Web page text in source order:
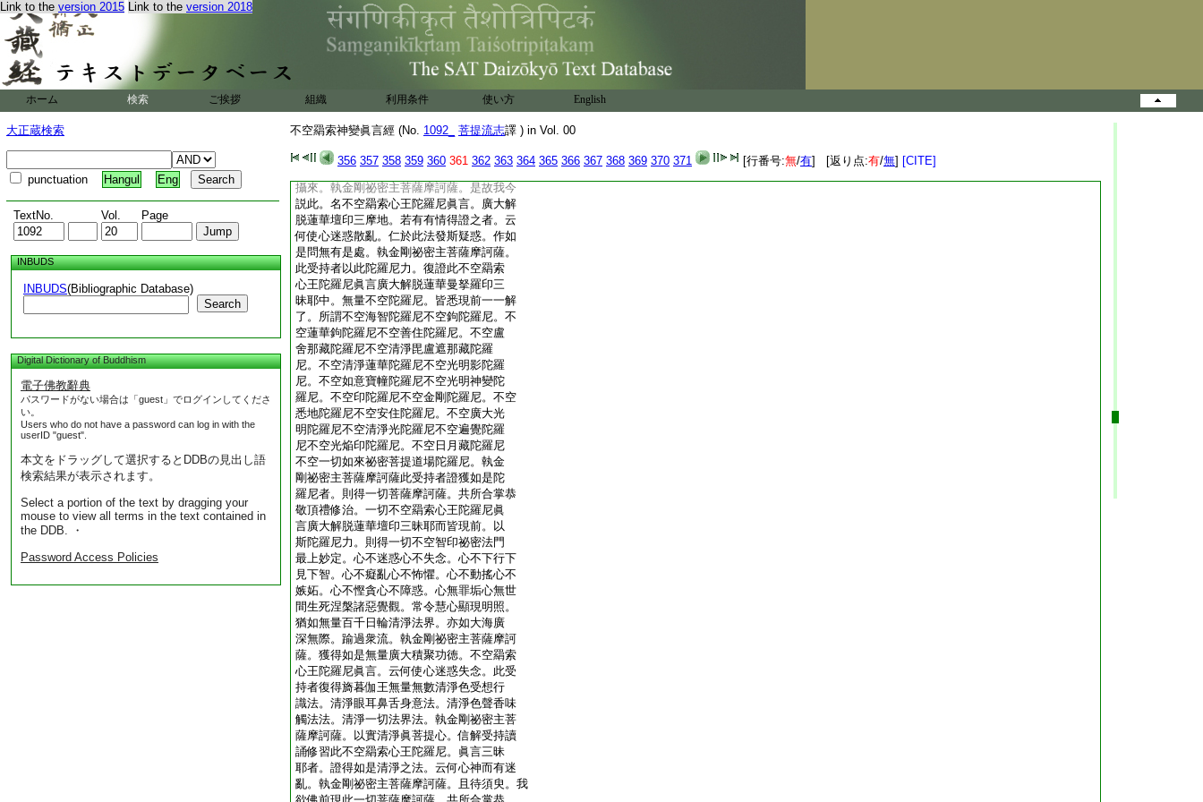
Link to the version 2015 Link to the version 2018
ホーム 検索 ご挨拶 組織 利用条件 使い方 English
大正蔵検索
punctuation Hangul Eng
TextNo. Vol. Page
INBUDS
INBUDS(Bibliographic Database)
Search
Digital Dictionary of Buddhism
電子佛教辭典
パスワードがない場合は「guest」でログインしてくださ
い。
Users who do not have a password can log in with the
userID "guest".
本文をドラッグして選択するとDDBの見出し語
検索結果が表示されます。
Select a portion of the text by dragging your
mouse to view all terms in the text contained in
the DDB. ・
Password Access Policies
不空羂索神變眞言經 (No. 1092_ 菩提流志譯 ) in Vol. 00
356 357 358 359 360 361 362 363 364 365 366 367 368 369 370 371 [行番号:無/有] [返り点:有/無] [CITE]
亦是此不空羂索心王陀羅尼眞言三昧耶智
慧名字。執金剛祕密主菩薩摩訶薩智慧。即
是不空羂索心王陀羅尼眞言三昧耶。不空
羂索心王陀羅尼眞言三昧耶。即是智慧。不
空羂索心王陀羅尼眞言三昧耶。即是一切
佛心三昧耶。一切佛心三昧耶。即是不空羂
索心王陀羅尼眞言三昧耶。不空羂索心王
陀羅尼眞言三昧耶。即是我心。我心即是不
空羂索心王陀羅尼眞言三昧耶。若我一切
心所思 2 惟願求一切甚深祕密廣大法者。即
攝來。執金剛祕密主菩薩摩訶薩。是故我今
説此。名不空羂索心王陀羅尼眞言。廣大解
脱蓮華壇印三摩地。若有有情得證之者。云
何使心迷惑散亂。仁於此法發斯疑惑。作如
是問無有是處。執金剛祕密主菩薩摩訶薩。
此受持者以此陀羅尼力。復證此不空羂索
心王陀羅尼眞言廣大解脱蓮華曼拏羅印三
昧耶中。無量不空陀羅尼。皆悉現前一一解
了。所謂不空海智陀羅尼不空鉤陀羅尼。不
空蓮華鉤陀羅尼不空善住陀羅尼。不空盧
舍那藏陀羅尼不空清淨毘盧遮那藏陀羅
尼。不空清淨蓮華陀羅尼不空光明影陀羅
尼。不空如意寶幢陀羅尼不空光明神變陀
羅尼。不空印陀羅尼不空金剛陀羅尼。不空
悉地陀羅尼不空安住陀羅尼。不空廣大光
明陀羅尼不空清淨光陀羅尼不空遍覺陀羅
尼不空光焔印陀羅尼。不空日月藏陀羅尼
不空一切如來祕密菩提道場陀羅尼。執金
剛祕密主菩薩摩訶薩此受持者證獲如是陀
羅尼者。則得一切菩薩摩訶薩。共所合掌恭
敬頂禮修治。一切不空羂索心王陀羅尼眞
言廣大解脱蓮華壇印三昧耶而皆現前。以
斯陀羅尼力。則得一切不空智印祕密法門
最上妙定。心不迷惑心不失念。心不下行下
見下智。心不癡亂心不怖懼。心不動搖心不
嫉妬。心不慳貪心不障惑。心無罪垢心無世
間生死涅槃諸惡覺觀。常令慧心顯現明照。
猶如無量百千日輪清淨法界。亦如大海廣
深無際。踰過衆流。執金剛祕密主菩薩摩訶
薩。獲得如是無量廣大積聚功徳。不空羂索
心王陀羅尼眞言。云何使心迷惑失念。此受
持者復得旖暮伽王無量無數清淨色受想行
識法。清淨眼耳鼻舌身意法。清淨色聲香味
觸法法。清淨一切法界法。執金剛祕密主菩
薩摩訶薩。以實清淨眞菩提心。信解受持讀
誦修習此不空羂索心王陀羅尼。眞言三昧
耶者。證得如是清淨之法。云何心神而有迷
亂。執金剛祕密主菩薩摩訶薩。且待須臾。我